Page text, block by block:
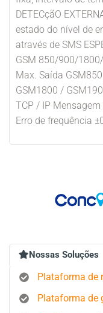
DETECçãO
estado do nível de
através de SMS
GSM 850/900/
Max. Saída
GSM1800 /
TCP / IP Mensagem
Erro de frequência
Nossas Soluções
Plataforma de
Plataforma de